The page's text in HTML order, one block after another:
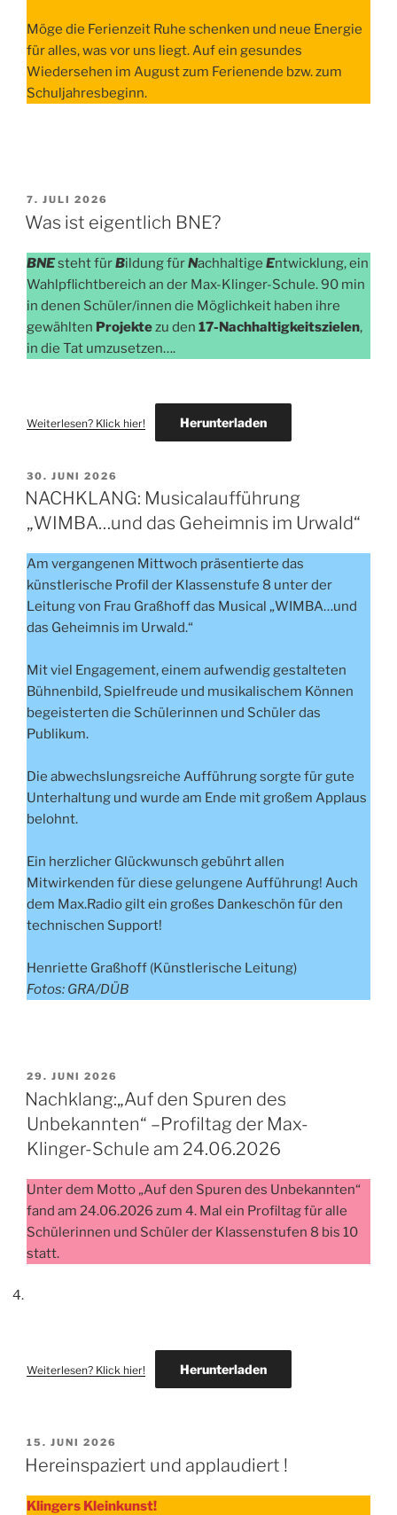
Möge die Ferienzeit Ruhe schenken und neue Energie
für alles, was vor uns liegt. Auf ein gesundes
Wiedersehen im August zum Ferienende bzw. zum
Schuljahresbeginn.
VERÖFFENTLICHT
AM
7. JULI 2026
Was ist eigentlich BNE?
BNEsteht fürBildung fürNachhaltige Entwicklung, ein
Wahlpflichtbereich an der Max-Klinger-Schule. 90 min
in denen Schüler/innen die Möglichkeit haben ihre
gewählten Projektezu den 17-Nachhaltigkeitszielen,
in die Tat umzusetzen….
Weiterlesen? Klick hier! Herunterladen
VERÖFFENTLICHT
AM
30. JUNI 2026
NACHKLANG: Musicalaufführung
„WIMBA…und das Geheimnis im Urwald“
Am vergangenen Mittwoch präsentierte das
künstlerische Profil der Klassenstufe 8 unter der
Leitung von Frau Graßhoff das Musical „WIMBA…und
das Geheimnis im Urwald.“
Mit viel Engagement, einem aufwendig gestalteten
Bühnenbild, Spielfreude und musikalischem Können
begeisterten die Schülerinnen und Schüler das
Publikum.
Die abwechslungsreiche Aufführung sorgte für gute
Unterhaltung und wurde am Ende mit großem Applaus
belohnt.
Ein herzlicher Glückwunsch gebührt allen
Mitwirkenden für diese gelungene Aufführung! Auch
dem Max.Radio gilt ein großes Dankeschön für den
technischen Support!
Henriette Graßhoff (Künstlerische Leitung)
Fotos: GRA/DÜB
VERÖFFENTLICHT
AM
29. JUNI 2026
Nachklang:„Auf den Spuren des
Unbekannten“ –Profiltag der Max-
Klinger-Schule am 24.06.2026
Unter dem Motto „Auf den Spuren des Unbekannten“
fand am 24.06.2026 zum 4. Mal ein Profiltag für alle
Schülerinnen und Schüler der Klassenstufen 8 bis 10
statt.
Weiterlesen? Klick hier! Herunterladen
VERÖFFENTLICHT
AM
15. JUNI 2026
Hereinspaziert und applaudiert !
Klingers Kleinkunst!